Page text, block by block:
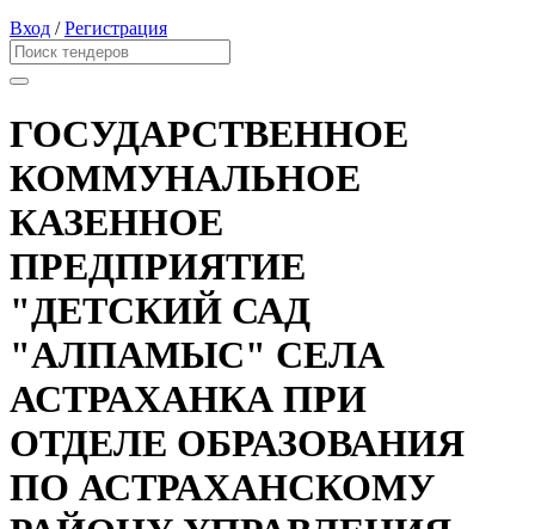
Вход /Регистрация
ГОСУДАРСТВЕННОЕ
КОММУНАЛЬНОЕ
КАЗЕННОЕ
ПРЕДПРИЯТИЕ
"ДЕТСКИЙ САД
"АЛПАМЫС" СЕЛА
АСТРАХАНКА ПРИ
ОТДЕЛЕ ОБРАЗОВАНИЯ
ПО АСТРАХАНСКОМУ